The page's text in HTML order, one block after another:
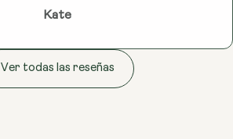
Kate
Ver todas las reseñas